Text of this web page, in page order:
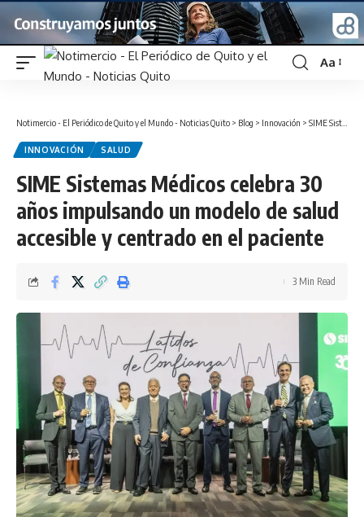
Font
Aa
Notimercio - El Periódico de Quito y el Mundo - Noticias Quito > Blog > Innovación > SIME Sistemas Médicos celebra 30 años impulsando un modelo de salud accesible y centrado en el paciente
INNOVACIÓN SALUD
SIME Sistemas Médicos celebra 30
años impulsando un modelo de salud
accesible y centrado en el paciente
3 Min Read